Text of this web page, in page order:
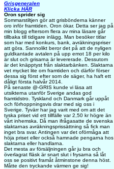
Grisgeneralen
Klicka HÄR
Oron sprider sig
Sommarstiltjen gör att grisbönderna känner
oro inför framtiden. Oron ökar. Detta ser jag på
min blogg eftersom flera av mina läsare går
tillbaka till tidigare inlägg. Man besöker titlar
som har med konkurs, bank, avräkningspriser
att göra. Sannolikt beror det på att de nyligen
guldkantade avtalen på upp emot 18 per kilo
är slut och grisarna är levererade. Dessutom
är det knäpptyst från slaktarbänken. Slaktarna
vet mycket lite om framtiden och därför förser
dessa sig först efter som de säger, ha haft ett
dåligt första halvår 2014.
På senaste @-GRIS kunde vi läsa att
utsikterna utanför Sverige andas god
framtidstro. Tyskland och Danmark går uppåt
och förhoppningsvis drar med sig oss i
Sverige. Tyvärr har jag varit med om att det
tyska priset vid ett tillfälle var 2,50 kr högre än
vårt inhemska. Då man ifrågasatte de svenska
slaktarnas avräkningsprissättning så fick man
inget bra svar. Antingen var det oförmåga att
höja priset eller också hamnade pengarna hos
slaktarna eller handlarna.
Det mesta av försäljningen går ju bra och
överlagrat fläsk är snart slut i frysarna så låt
oss se positivt framåt åtminstone denna höst.
Måtte den tryckande värmen ge sig!